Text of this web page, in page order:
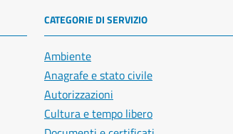
CATEGORIE DI SERVIZIO
Ambiente
Anagrafe e stato civile
Autorizzazioni
Cultura e tempo libero